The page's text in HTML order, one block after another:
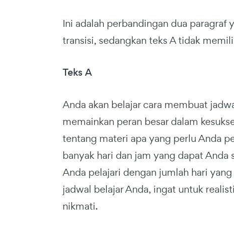
Ini adalah perbandingan dua paragraf
transisi, sedangkan teks A tidak
Teks A
Anda akan belajar cara membuat
memainkan peran besar dalam
tentang materi apa yang perlu Anda
banyak hari dan jam yang dapat
Anda pelajari dengan jumlah hari
jadwal belajar Anda, ingat untuk
nikmati.